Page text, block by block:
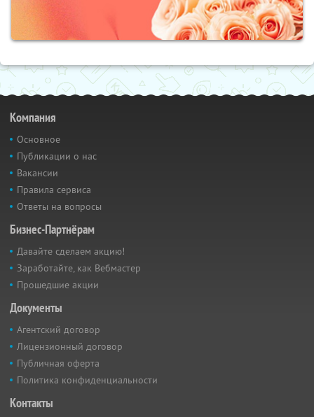
Компания
Основное
Публикации о нас
Вакансии
Правила сервиса
Ответы на вопросы
Бизнес-Партнёрам
Давайте сделаем акцию!
Заработайте, как Вебмастер
Прошедшие акции
Документы
Агентский договор
Лицензионный договор
Публичная оферта
Политика конфиденциальности
Контакты